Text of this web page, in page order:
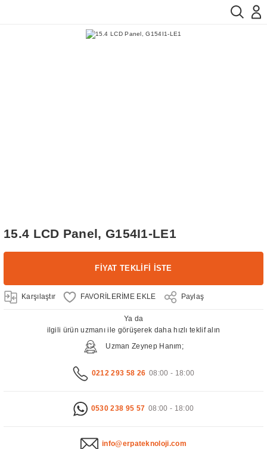
15.4 LCD Panel, G154I1-LE1
FİYAT TEKLİFİ İSTE
Karşılaştır Paylaş
Ya da
ilgili ürün uzmanı ile görüşerek daha hızlı teklif alın
Uzman Zeynep Hanım;
0212 293 58 26 08:00 - 18:00
0530 238 95 57 08:00 - 18:00
info@erpateknoloji.com